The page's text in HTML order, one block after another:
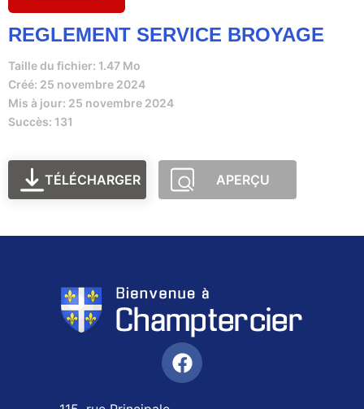
REGLEMENT SERVICE BROYAGE
Taille du fichier: 1.47 Mo
Créé: 25 novembre 2024
Mis à jour: 25 novembre 2024
Succès: 131
TÉLÉCHARGER APERÇU